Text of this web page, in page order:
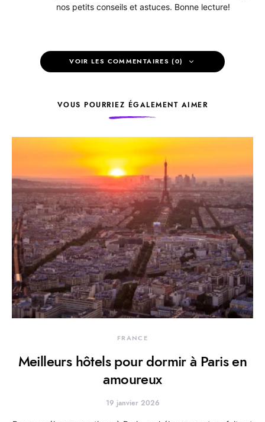
nos petits conseils et astuces. Bonne lecture!
VOIR LES COMMENTAIRES (0)
VOUS POURRIEZ ÉGALEMENT AIMER
FRANCE
Meilleurs hôtels pour dormir à Paris en
amoureux
19 janvier 2026